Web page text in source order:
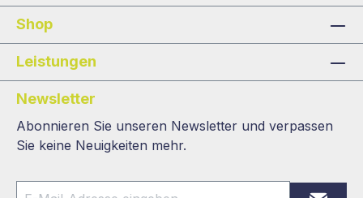
Shop
Leistungen
Newsletter
Abonnieren Sie unseren Newsletter und verpassen
Sie keine Neuigkeiten mehr.